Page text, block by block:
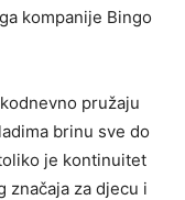
kompanije Bingo
pružaju
brinu sve do
je kontinuitet
značaja za djecu i